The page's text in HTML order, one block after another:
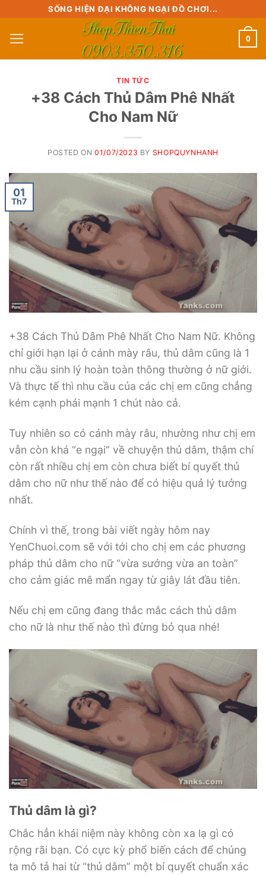
content
SỐNG HIỆN ĐẠI KHÔNG NGẠI ĐỒ CHƠI...
0
TIN TỨC
+38 Cách Thủ Dâm Phê Nhất
Cho Nam Nữ
POSTED ON01/07/2023 BY SHOPQUYNHANH
01
Th7
+38 Cách Thủ Dâm Phê Nhất Cho Nam Nữ. Không
chỉ giới hạn lại ở cánh mày râu, thủ dâm cũng là 1
nhu cầu sinh lý hoàn toàn thông thường ở nữ giới.
Và thực tế thì nhu cầu của các chị em cũng chẳng
kém cạnh phái mạnh 1 chút nào cả.
Tuy nhiên so có cánh mày râu, nhường như chị em
vẫn còn khá “e ngại” về chuyện thủ dâm, thậm chí
còn rất nhiều chị em còn chưa biết bí quyết thủ
dâm cho nữ như thế nào để có hiệu quả lý tưởng
nhất.
Chính vì thế, trong bài viết ngày hôm nay
YenChuoi.com sẽ với tới cho chị em các phương
pháp thủ dâm cho nữ “vừa sướng vừa an toàn”
cho cảm giác mê mẩn ngay từ giây lát đầu tiên.
Nếu chị em cũng đang thắc mắc cách thủ dâm
cho nữ là như thế nào thì đừng bỏ qua nhé!
Thủ dâm là gì?
Chắc hẳn khái niệm này không còn xa lạ gì có
rộng rãi bạn. Có cực kỳ phổ biến cách để chúng
ta mô tả hai từ “thủ dâm” một bí quyết chuẩn xác